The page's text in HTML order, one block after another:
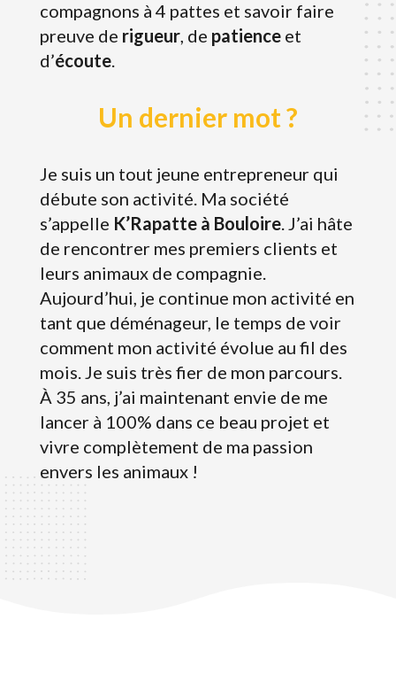
compagnons à 4 pattes et savoir faire
preuve de rigueur, de patienceet
d’écoute.
Un dernier mot ?
Je suis un tout jeune entrepreneur qui
débute son activité. Ma société
s’appelle K’Rapatte à Bouloire. J’ai hâte
de rencontrer mes premiers clients et
leurs animaux de compagnie.
Aujourd’hui, je continue mon activité en
tant que déménageur, le temps de voir
comment mon activité évolue au fil des
mois. Je suis très fier de mon parcours.
À 35 ans, j’ai maintenant envie de me
lancer à 100% dans ce beau projet et
vivre complètement de ma passion
envers les animaux !